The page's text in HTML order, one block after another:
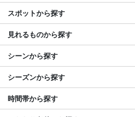
＊65歳以上の方を含むグループや小学
族でも貸し切りで対応いたします（要
スポットから探す
見れるものから探す
シーンから探す
シーズンから探す
時間帯から探す